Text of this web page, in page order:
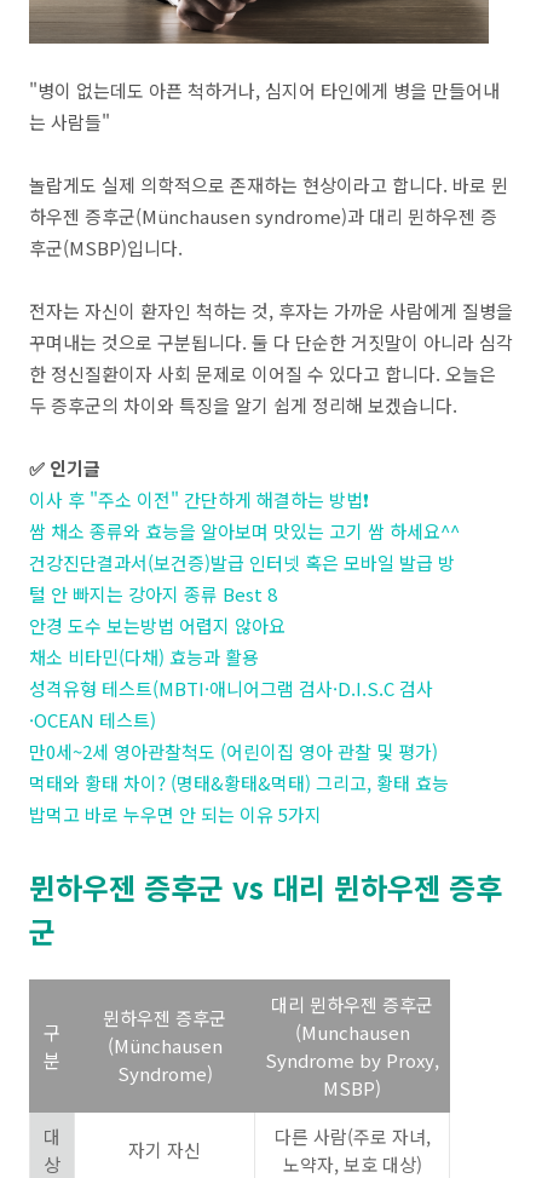
"병이 없는데도 아픈 척하거나, 심지어 타인에게 병을 만들어내
는 사람들"
놀랍게도 실제 의학적으로 존재하는 현상이라고 합니다. 바로 뮌
하우젠 증후군(Münchausen syndrome)과 대리 뮌하우젠 증
후군(MSBP)입니다.
전자는 자신이 환자인 척하는 것, 후자는 가까운 사람에게 질병을
꾸며내는 것으로 구분됩니다. 둘 다 단순한 거짓말이 아니라 심각
한 정신질환이자 사회 문제로 이어질 수 있다고 합니다. 오늘은
두 증후군의 차이와 특징을 알기 쉽게 정리해 보겠습니다.
✅ 인기글
이사 후 "주소 이전" 간단하게 해결하는 방법❗
쌈 채소 종류와 효능을 알아보며 맛있는 고기 쌈 하세요^^
건강진단결과서(보건증)발급 인터넷 혹은 모바일 발급 방
털 안 빠지는 강아지 종류 Best 8
안경 도수 보는방법 어렵지 않아요
채소 비타민(다채) 효능과 활용
성격유형 테스트(MBTI·애니어그램 검사·D.I.S.C 검사
·OCEAN 테스트)
만0세~2세 영아관찰척도 (어린이집 영아 관찰 및 평가)
먹태와 황태 차이? (명태&황태&먹태) 그리고, 황태 효능
밥먹고 바로 누우면 안 되는 이유 5가지
뮌하우젠 증후군 vs 대리 뮌하우젠 증후
군
구
분
뮌하우젠 증후군
(Münchausen
Syndrome)
대리 뮌하우젠 증후군
(Munchausen
Syndrome by Proxy,
MSBP)
대
상
자기 자신
다른 사람(주로 자녀,
노약자, 보호 대상)